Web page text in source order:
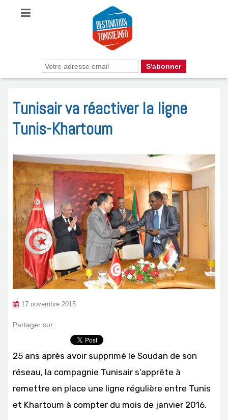
Tunisair va réactiver la ligne
Tunis-Khartoum
17 novembre 2015
Partager sur :
25 ans après avoir supprimé le Soudan de son
réseau, la compagnie Tunisair s’apprête à
remettre en place une ligne régulière entre Tunis
et Khartoum à compter du mois de janvier 2016.